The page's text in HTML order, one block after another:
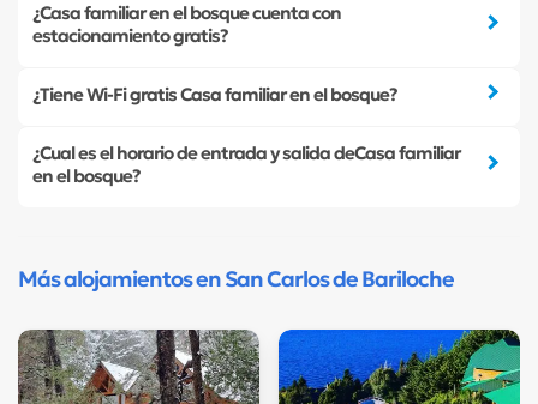
¿Casa familiar en el bosque cuenta con
estacionamiento gratis?
¿Tiene Wi-Fi gratis Casa familiar en el bosque?
¿Cual es el horario de entrada y salida deCasa familiar
en el bosque?
Más alojamientos en San Carlos de Bariloche